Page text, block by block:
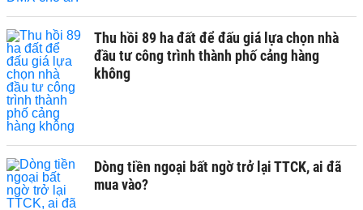
Thu hồi 89 ha đất để đấu giá lựa chọn nhà
đầu tư công trình thành phố cảng hàng
không
Dòng tiền ngoại bất ngờ trở lại TTCK, ai đã
mua vào?